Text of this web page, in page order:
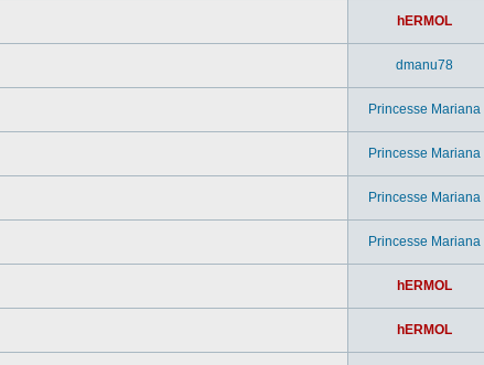
hERMOL
dmanu78
Princesse Mariana
Princesse Mariana
Princesse Mariana
Princesse Mariana
hERMOL
hERMOL